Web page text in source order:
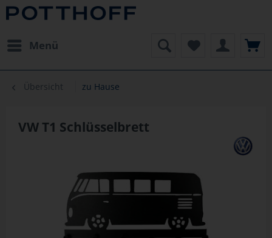
Menü
Übersicht zu Hause
VW T1 Schlüsselbrett